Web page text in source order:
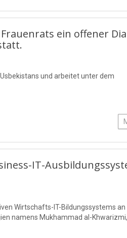
ein offener
und arbeitet unter dem
IT-
Wirtschafts-IT-Bildungssystems an
namens Mukhammad al-